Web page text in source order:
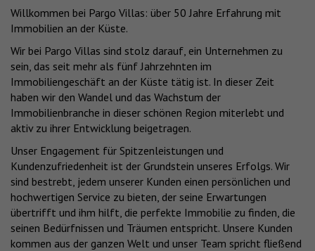
Willkommen bei Pargo Villas: über 50 Jahre Erfahrung mit
Immobilien an der Küste.
Wir bei Pargo Villas sind stolz darauf, ein Unternehmen zu
sein, das seit mehr als fünf Jahrzehnten im
Immobiliengeschäft an der Küste tätig ist. In dieser Zeit
haben wir den Wandel und das Wachstum der
Immobilienbranche in dieser schönen Region miterlebt und
aktiv zu ihrer Entwicklung beigetragen.
Unser Engagement für Spitzenleistungen und
Kundenzufriedenheit ist der Grundstein unseres Erfolgs. Wir
sind bestrebt, jedem unserer Kunden einen persönlichen und
hochwertigen Service zu bieten, der seine Erwartungen
übertrifft und ihm hilft, die perfekte Immobilie zu finden, die
seinen Bedürfnissen und Träumen entspricht. Unsere Kunden
kommen aus der ganzen Welt und unser Team spricht fließend